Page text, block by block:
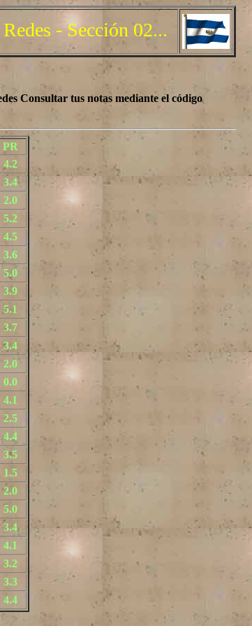
- Sección 02...
Consultar tus notas mediante el código
PR
4.2
3.4
2.0
5.2
4.5
3.6
5.0
3.9
5.1
3.7
3.4
2.0
0.0
4.1
2.5
4.4
3.5
1.5
2.0
5.0
3.4
4.1
3.2
3.3
4.4